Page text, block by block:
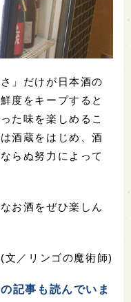
」だけが日本酒の
度をキープすると
た味を楽しめるこ
酒蔵をはじめ、酒
らぬ努力によって
お酒をぜひ楽しん
(文／リンゴの魔術師)
記事も読んでいま